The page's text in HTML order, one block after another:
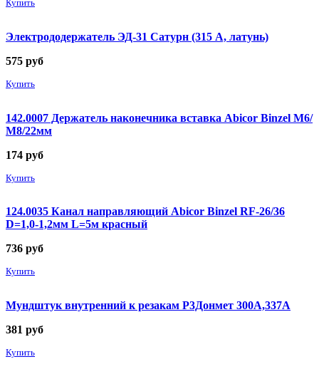
Купить
Электрододержатель ЭД-31 Сатурн (315 А, латунь)
575 руб
Купить
142.0007 Держатель наконечника вставка Abicor Binzel М6/
М8/22мм
174 руб
Купить
124.0035 Канал направляющий Abicor Binzel RF-26/36
D=1,0-1,2мм L=5м красный
736 руб
Купить
Мундштук внутренний к резакам Р3Донмет 300А,337А
381 руб
Купить